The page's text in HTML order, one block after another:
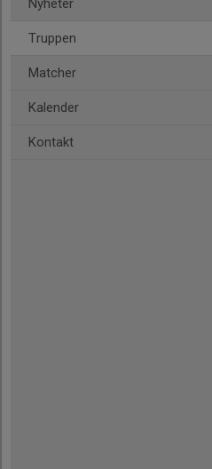
Nyheter
Truppen
Matcher
Kalender
Kontakt